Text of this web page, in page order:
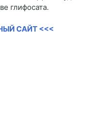
глифосата.
САЙТ <<<